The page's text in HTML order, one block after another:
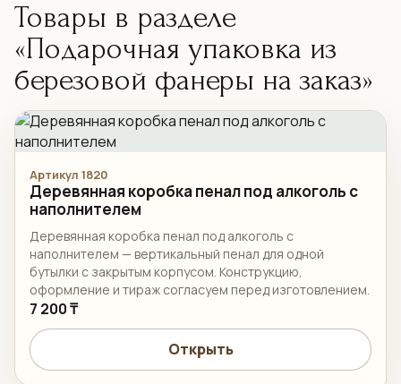
Товары в разделе
«Подарочная упаковка из
березовой фанеры на заказ»
Артикул 1820
Деревянная коробка пенал под алкоголь с
наполнителем
Деревянная коробка пенал под алкоголь с
наполнителем — вертикальный пенал для одной
бутылки с закрытым корпусом. Конструкцию,
оформление и тираж согласуем перед изготовлением.
7 200 ₸
Открыть